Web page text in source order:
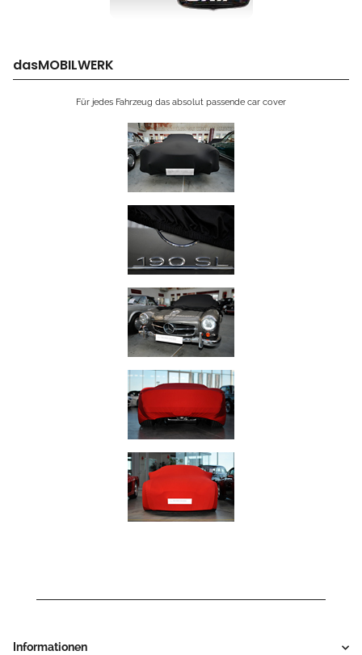
dasMOBILWERK
Für jedes Fahrzeug das absolut passende car cover
Informationen